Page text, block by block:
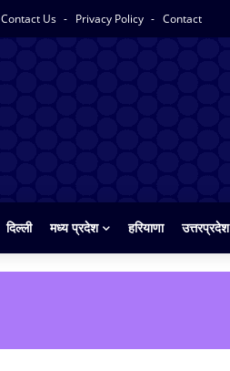
Contact Us Privacy Policy Contact
दिल्ली मध्य प्रदेश हरियाणा उत्तरप्रदेश